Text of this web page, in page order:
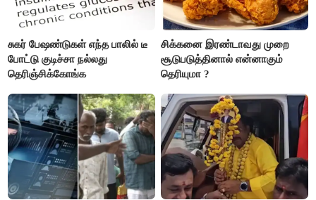
சுகர் பேஷண்டுகள் எந்த பாலில் டீ
போட்டு குடிச்சா நல்லது
தெரிஞ்சிக்கோங்க
சிக்கனை இரண்டாவது முறை
சூடுபடுத்தினால் என்னாகும்
தெரியுமா ?